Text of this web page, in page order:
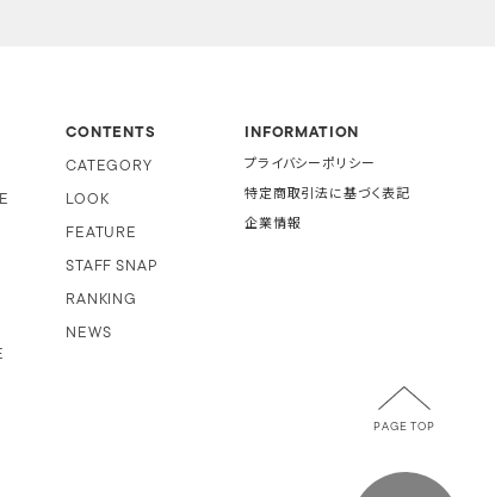
CONTENTS
CATEGORY
LOOK
FEATURE
STAFF SNAP
RANKING
NEWS
INFORMATION
プライバシーポリシー
特定商取引法に基づく表記
企業情報
PAGE TOP